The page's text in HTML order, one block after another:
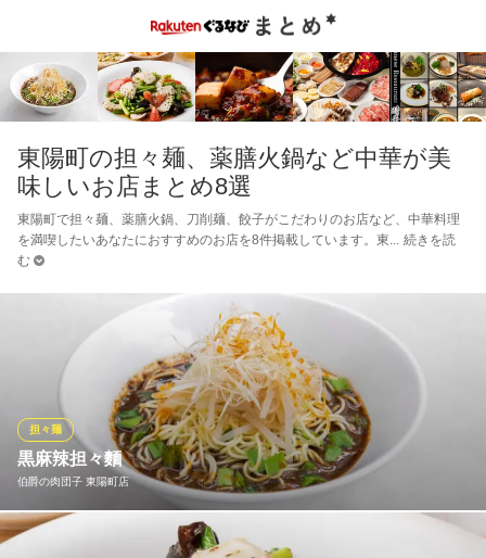
東陽町の担々麺、薬膳火鍋など中華が美
味しいお店まとめ8選
東陽町で担々麺、薬膳火鍋、刀削麺、餃子がこだわりのお店など、中華料理
を満喫したいあなたにおすすめのお店を8件掲載しています。東
続きを読
む
黒麻辣担々麵
伯爵の肉団子 東陽町店
担々麺
伯爵の肉団子おすすめの逸品！！シビ辛が癖になる担々麵はラン